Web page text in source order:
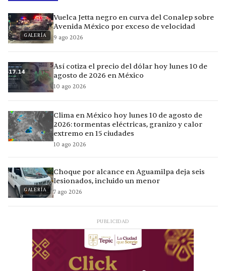
GALERÍA
Vuelca Jetta negro en curva del Conalep sobre
Avenida México por exceso de velocidad
9 ago 2026
Así cotiza el precio del dólar hoy lunes 10 de
agosto de 2026 en México
10 ago 2026
Clima en México hoy lunes 10 de agosto de
2026: tormentas eléctricas, granizo y calor
extremo en 15 ciudades
10 ago 2026
GALERÍA
Choque por alcance en Aguamilpa deja seis
lesionados, incluido un menor
7 ago 2026
PUBLICIDAD